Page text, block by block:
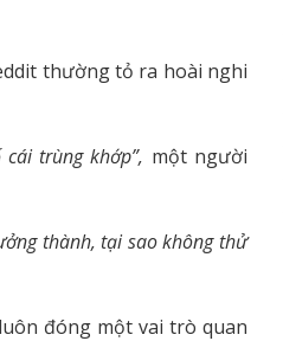
thường tỏ ra hoài nghi
trùng khớp”, một người
thành, tại sao không thử
đóng một vai trò quan